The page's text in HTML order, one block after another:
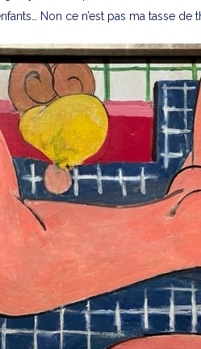
Non ce n’est pas ma tasse de